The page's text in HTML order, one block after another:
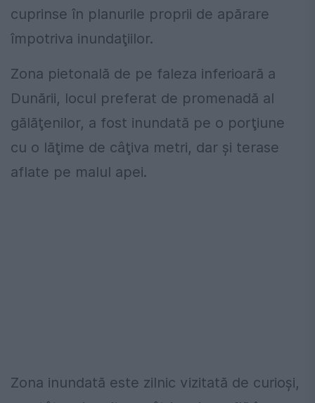
cuprinse în planurile proprii de apărare
împotriva inundaţiilor.
Zona pietonală de pe faleza inferioară a
Dunării, locul preferat de promenadă al
gălăţenilor, a fost inundată pe o porţiune
cu o lăţime de câţiva metri, dar şi terase
aflate pe malul apei.
Zona inundată este zilnic vizitată de curioşi,